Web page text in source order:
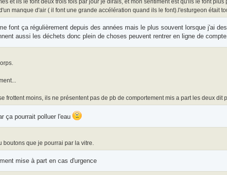
et ils le font deux trois fois par jour je dirais, et mon sentiment est qu'ils le font plus
manque d'air ( il font une grande accélération quand ils le font).l'esturgeon était
font ça régulièrement depuis des années mais le plus souvent lorsque j'ai
aussi les déchets donc plein de choses peuvent rentrer en ligne de
frottent moins, ils ne présentent pas de pb de comportement mis a part les deux dit
ça pourrait polluer l'eau
boutons que je pourrai par la vitre.
mise à part en cas d'urgence